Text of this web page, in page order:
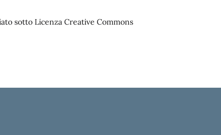
sotto Licenza Creative Commons